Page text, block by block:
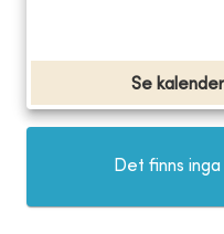
Se
Det finns